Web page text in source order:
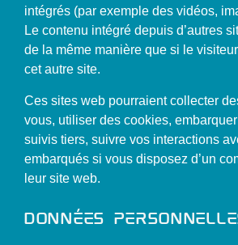
intégrés (par exemple des vidéos,
Le contenu intégré depuis d’autres
de la même manière que si le
cet autre site.
Ces sites web pourraient collecter
vous, utiliser des cookies,
suivis tiers, suivre vos interactions
embarqués si vous disposez d’un
leur site web.
Données